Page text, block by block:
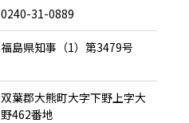
0240-31-0889
福島県知事（1）第3479号
双葉郡大熊町大字下野上字大
野462番地